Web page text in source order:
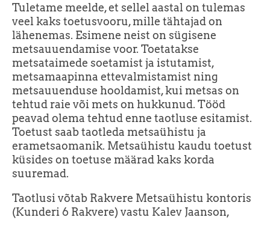
Tuletame meelde, et sellel aastal on tulemas
veel kaks toetusvooru, mille tähtajad on
lähenemas. Esimene neist on sügisene
metsauuendamise voor. Toetatakse
metsataimede soetamist ja istutamist,
metsamaapinna ettevalmistamist ning
metsauuenduse hooldamist, kui metsas on
tehtud raie või mets on hukkunud. Tööd
peavad olema tehtud enne taotluse esitamist.
Toetust saab taotleda metsaühistu ja
erametsaomanik. Metsaühistu kaudu toetust
küsides on toetuse määrad kaks korda
suuremad.
Taotlusi võtab Rakvere Metsaühistu kontoris
(Kunderi 6 Rakvere) vastu Kalev Jaanson,